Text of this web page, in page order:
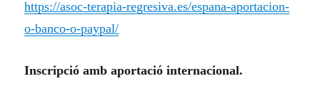
https://asoc-terapia-regresiva.es/espana-aportacion-
o-banco-o-paypal/
Inscripció amb aportació internacional.